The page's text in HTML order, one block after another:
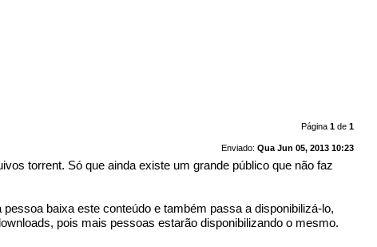
Página 1de 1
Enviado: Qua Jun 05, 2013 10:23
torrent. Só que ainda existe um grande público que não faz
baixa este conteúdo e também passa a disponibilizá-lo,
pois mais pessoas estarão disponibilizando o mesmo.